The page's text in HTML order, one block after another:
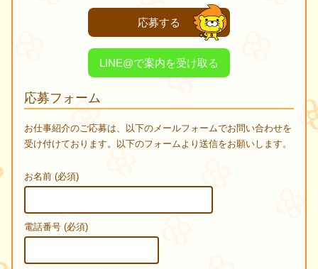
応募する
LINE@で案内を受け取る
応募フォーム
お仕事紹介のご応募は、以下のメールフォームでお問い合わせを
受け付けております。以下のフォームより送信をお願いします。
お名前 (必須)
電話番号 (必須)